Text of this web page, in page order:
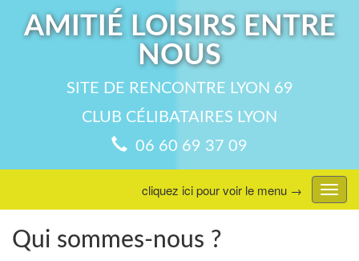
AMITIÉ LOISIRS ENTRE
NOUS
SITE DE RENCONTRE LYON 69
CLUB CÉLIBATAIRES LYON
06 60 69 37 09
menu
cliquez ici pour voir le menu →
Qui sommes-nous ?